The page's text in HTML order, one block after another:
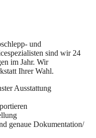
und
sind wir 24
im Jahr. Wir
Ihrer Wahl.
Ausstattung
genaue Dokumentation/